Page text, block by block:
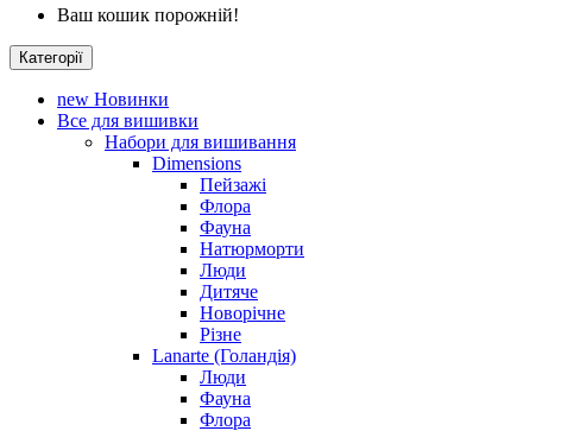
Ваш кошик порожній!
Категорії
new Новинки
Все для вишивки
Набори для вишивання
Dimensions
Пейзажі
Флора
Фауна
Натюрморти
Люди
Дитяче
Новорічне
Різне
Lanarte (Голандія)
Люди
Фауна
Флора